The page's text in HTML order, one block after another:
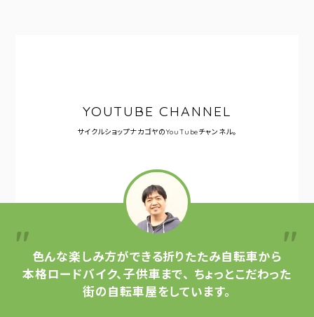
YOUTUBE CHANNEL
サイクルショップナカゴヤのYouTubeチャンネル。
色んな楽しみ方ができる折りたたみ自転車から
本格ロードバイク、子供車まで、 ちょっとこだわった
街の自転車屋をしています。